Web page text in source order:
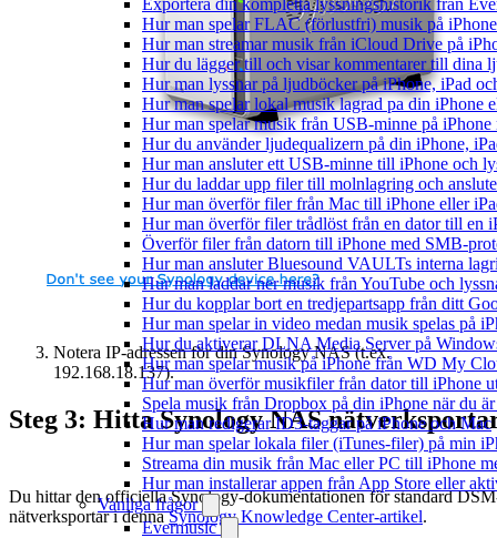
Exportera din kompletta lyssningshistorik från
Hur man spelar FLAC (förlustfri) musik på iPhone
Hur man streamar musik från iCloud Drive på
Hur du lägger till och visar kommentarer till dina
Hur man lyssnar på ljudböcker på iPhone, iPad
Hur man spelar lokal musik lagrad pa din iPhone
Hur man spelar musik från USB-minne på
Hur du använder ljudequalizern på din iPhone,
Hur man ansluter ett USB-minne till iPhone och
Hur du laddar upp filer till molnlagring och
Hur man överför filer från Mac till iPhone eller
Hur man överför filer trådlöst från en dator till en
Överför filer från datorn till iPhone med SMB-
Hur man ansluter Bluesound VAULTs interna
Hur man laddar ner musik från YouTube och
Hur du kopplar bort en tredjepartsapp från ditt
Hur man spelar in video medan musik spelas på
Hur du aktiverar DLNA Media Server på
Hur man spelar musik på iPhone från WD My
Hur man överför musikfiler från dator till iPhone
Spela musik från Dropbox på din iPhone när du
Hur man redigerar ID3-taggar på iPhone och Mac
Hur man spelar lokala filer (iTunes-filer) på min
Streama din musik från Mac eller PC till iPhone
Hur man installerar appen från App Store eller
Vanliga frågor
Evermusic
Notera IP-adressen för din Synology NAS (t.ex.
192.168.18.137).
Steg 3: Hitta Synology NAS
Du hittar den officiella Synology-dokumentationen för standard
nätverksportar i dennaSynology Knowledge Center-artikel.